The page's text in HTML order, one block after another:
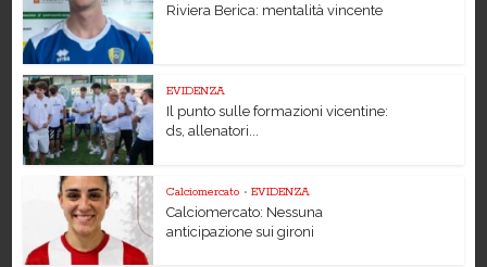
Riviera Berica: mentalità vincente
EVIDENZA
Il punto sulle formazioni vicentine:
ds, allenatori...
Calciomercato • EVIDENZA
Calciomercato: Nessuna
anticipazione sui gironi